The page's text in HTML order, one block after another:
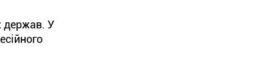
держав. У